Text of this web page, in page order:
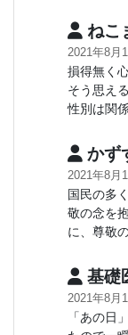
ねこ
2021年8月
損得無く
そう思え
性別は関
かず
2021年8月
国民の多
敬の念を
に、尊敬
基礎
2021年8月
「あの日